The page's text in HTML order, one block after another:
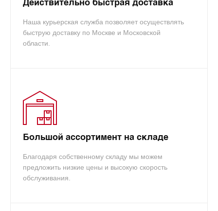
Действительно быстрая доставка
Наша курьерская служба позволяет осуществлять
быструю доставку по Москве и Московской
области.
Большой ассортимент на складе
Благодаря собственному складу мы можем
предложить низкие цены и высокую скорость
обслуживания.